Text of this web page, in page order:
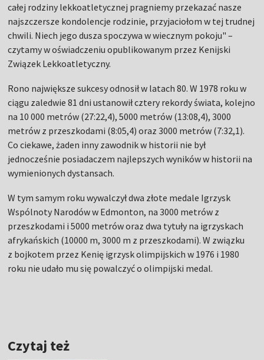
całej rodziny lekkoatletycznej pragniemy przekazać nasze
najszczersze kondolencje rodzinie, przyjaciołom w tej trudnej
chwili. Niech jego dusza spoczywa w wiecznym pokoju" –
czytamy w oświadczeniu opublikowanym przez Kenijski
Związek Lekkoatletyczny.
Rono największe sukcesy odnosił w latach 80. W 1978 roku w
ciągu zaledwie 81 dni ustanowił cztery rekordy świata, kolejno
na 10 000 metrów (27:22,4), 5000 metrów (13:08,4), 3000
metrów z przeszkodami (8:05,4) oraz 3000 metrów (7:32,1).
Co ciekawe, żaden inny zawodnik w historii nie był
jednocześnie posiadaczem najlepszych wyników w historii na
wymienionych dystansach.
W tym samym roku wywalczył dwa złote medale Igrzysk
Wspólnoty Narodów w Edmonton, na 3000 metrów z
przeszkodami i 5000 metrów oraz dwa tytuły na igrzyskach
afrykańskich (10000 m, 3000 m z przeszkodami). W związku
z bojkotem przez Kenię igrzysk olimpijskich w 1976 i 1980
roku nie udało mu się powalczyć o olimpijski medal.
Czytaj też